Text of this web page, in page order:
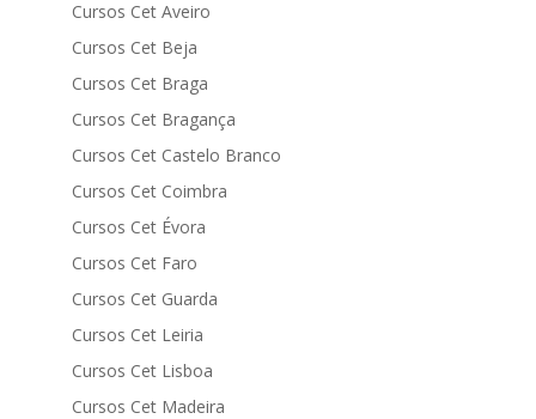
Cursos Cet Aveiro
Cursos Cet Beja
Cursos Cet Braga
Cursos Cet Bragança
Cursos Cet Castelo Branco
Cursos Cet Coimbra
Cursos Cet Évora
Cursos Cet Faro
Cursos Cet Guarda
Cursos Cet Leiria
Cursos Cet Lisboa
Cursos Cet Madeira